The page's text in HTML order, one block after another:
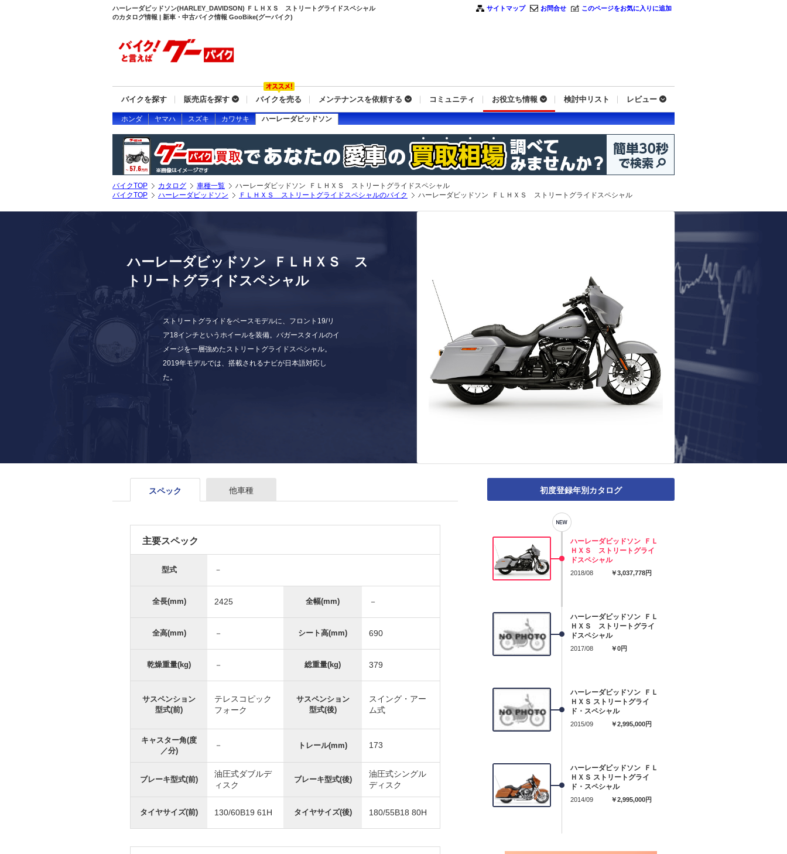
ハーレーダビッドソン(HARLEY_DAVIDSON) ＦＬＨＸＳ ストリートグライドスペシャル
のカタログ情報 | 新車・中古バイク情報 GooBike(グーバイク)
サイトマップ お問合せ このページをお気に入りに追加
バイクを探す 販売店を探す バイクを売る メンテナンスを依頼する コミュニティ お役立ち情報 検討中リスト レビュー
ホンダ ヤマハ スズキ カワサキ ハーレーダビッドソン
バイクTOP カタログ 車種一覧
ハーレーダビッドソン ＦＬＨＸＳ ストリートグライドスペシャル
バイクTOP
ハーレーダビッドソン ＦＬＨＸＳ ストリートグライドスペシャルのバイク ハーレーダビッドソン ＦＬＨＸＳ ストリートグライドスペシャル
ハーレーダビッドソン ＦＬＨＸＳ ス
トリートグライドスペシャル
ストリートグライドをベースモデルに、フロント19/リ
ア18インチというホイールを装備。バガースタイルのイ
メージを一層強めたストリートグライドスペシャル。
2019年モデルでは、搭載されるナビが日本語対応し
た。
スペック 他車種
主要スペック
型式 －
全長(mm) 2425 全幅(mm) －
全高(mm) － シート高(mm) 690
乾燥重量(kg) － 総重量(kg) 379
サスペンション
型式(前)
テレスコピック
フォーク
サスペンション
型式(後)
スイング・アー
ム式
キャスター角(度
／分)
－ トレール(mm) 173
ブレーキ型式(前)
油圧式ダブルデ
ィスク
ブレーキ型式(後)
油圧式シングル
ディスク
タイヤサイズ(前) 130/60B19 61H タイヤサイズ(後) 180/55B18 80H
初度登録年別カタログ
ハーレーダビッドソン ＦＬ
ＨＸＳ ストリートグライ
ドスペシャル
2018/08 ￥3,037,778円
ハーレーダビッドソン ＦＬ
ＨＸＳ ストリートグライ
ドスペシャル
2017/08 ￥0円
ハーレーダビッドソン ＦＬ
ＨＸＳ ストリートグライ
ド・スペシャル
2015/09 ￥2,995,000円
ハーレーダビッドソン ＦＬ
ＨＸＳ ストリートグライ
ド・スペシャル
2014/09 ￥2,995,000円